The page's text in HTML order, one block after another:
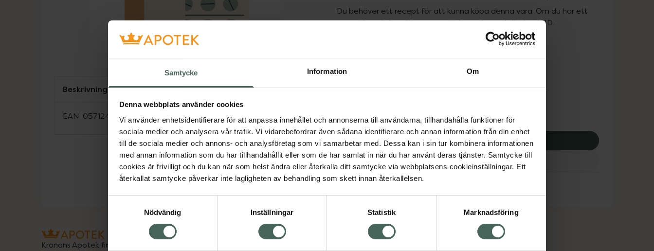
Samtycke Information Om
Denna webbplats använder cookies
Vi använder enhetsidentifierare för att anpassa innehållet och annonserna till användarna, tillhandahålla funktioner för
sociala medier och analysera vår trafik. Vi vidarebefordrar även sådana identifierare och annan information från din enhet
till de sociala medier och annons- och analysföretag som vi samarbetar med. Dessa kan i sin tur kombinera informationen
med annan information som du har tillhandahållit eller som de har samlat in när du har använt deras tjänster. Samtycke till
cookies är frivilligt och du kan när som helst ändra eller återkalla ditt samtycke via webbplatsens cookieinställningar. Ett
återkallat samtycke påverkar inte lagligheten av behandling som skett innan återkallelsen.
Nödvändig
Inställningar Statistik Marknadsföring
Du behöver ett recept för att kunna köpa denna vara. Om du har ett
recept kan du handla genom att logga in med ditt bank-ID.
441,53 kr
I apotek:441,53 kr
Köp via ditt recept
Aktuella erbjudanden
Beskrivning Dölj
EAN: 05712440018013
Kronans Apotek finns här för dig. Du hittar oss från Skåne i syd
Om recept och läkemedel